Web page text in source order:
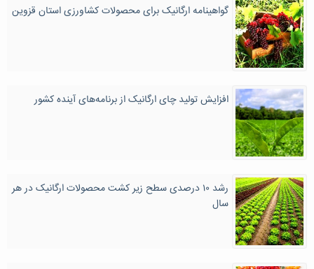
گواهینامه ارگانیک برای محصولات کشاورزی استان قزوین
افزایش تولید چای ارگانیک از برنامه‌های آینده کشور
رشد ۱۰ درصدی سطح زیر کشت محصولات ارگانیک در هر
سال